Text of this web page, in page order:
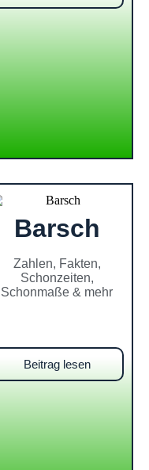
Barsch
Zahlen, Fakten,
Schonzeiten,
Schonmaße & mehr
Beitrag lesen